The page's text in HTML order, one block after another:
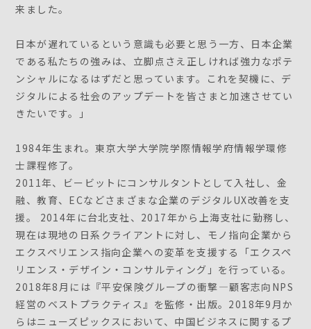
来ました。
日本が遅れているという意識も必要と思う一方、日本企業
である私たちの強みは、立脚点さえ正しければ強力なポテ
ンシャルになるはずだと思っています。これを契機に、デ
ジタルによる社会のアップデートを皆さまと加速させてい
きたいです。」
1984年生まれ。東京大学大学院学際情報学府情報学環修
士課程修了。
2011年、ビービットにコンサルタントとして入社し、金
融、教育、ECなどさまざまな企業のデジタルUX改善を支
援。 2014年に台北支社、2017年から上海支社に勤務し、
現在は現地の日系クライアントに対し、モノ指向企業から
エクスペリエンス指向企業への変革を支援する「エクスペ
リエンス・デザイン・コンサルティング」を行っている。
2018年8月には『平安保険グループの衝撃―顧客志向NPS
経営のベストプラクティス』を監修・出版。2018年9月か
らはニューズピックスにおいて、中国ビジネスに関するプ